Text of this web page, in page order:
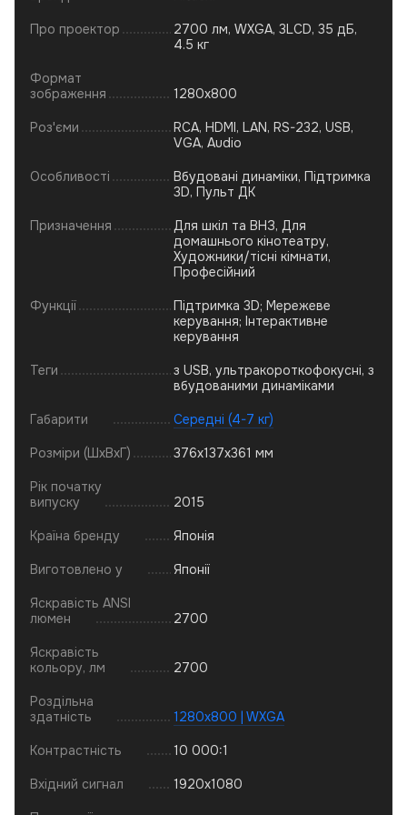
Про проектор
2700 лм, WXGA, 3LCD, 35 дБ,
4.5 кг
Формат
зображення
1280x800
Роз'єми
RCA, HDMI, LAN, RS-232, USB,
VGA, Audio
Особливості
Вбудовані динаміки, Підтримка
3D, Пульт ДК
Призначення
Для шкіл та ВНЗ, Для
домашнього кінотеатру,
Художники/тісні кімнати,
Професійний
Функції
Підтримка 3D; Мережеве
керування; Інтерактивне
керування
Теги
з USB, ультракороткофокусні, з
вбудованими динаміками
Габарити Середні (4-7 кг)
Розміри (ШхВхГ) 376x137x361 мм
Рік початку
випуску
2015
Країна бренду Японія
Виготовлено у Японії
Яскравість ANSI
люмен
2700
Яскравість
кольору, лм
2700
Роздільна
здатність
1280x800 | WXGA
Контрастність 10 000:1
Вхідний сигнал 1920x1080